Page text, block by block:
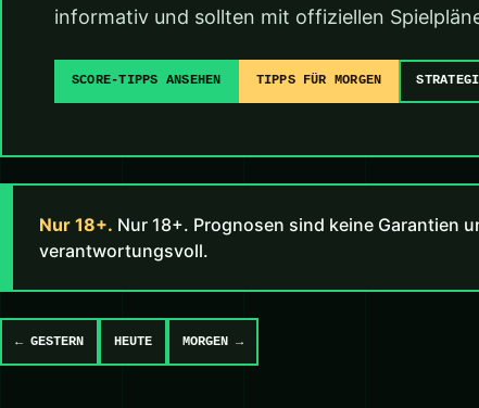
informativ und sollten mit offiziellen
SCORE-TIPPS ANSEHEN TIPPS FÜR MORGEN
Nur 18+. Nur 18+. Prognosen sind keine Garantien
verantwortungsvoll.
← GESTERN HEUTE MORGEN →